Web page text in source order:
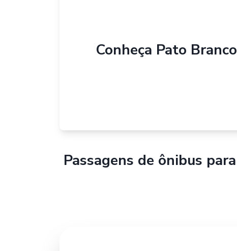
Conheça Pato Branco
Passagens de ônibus para